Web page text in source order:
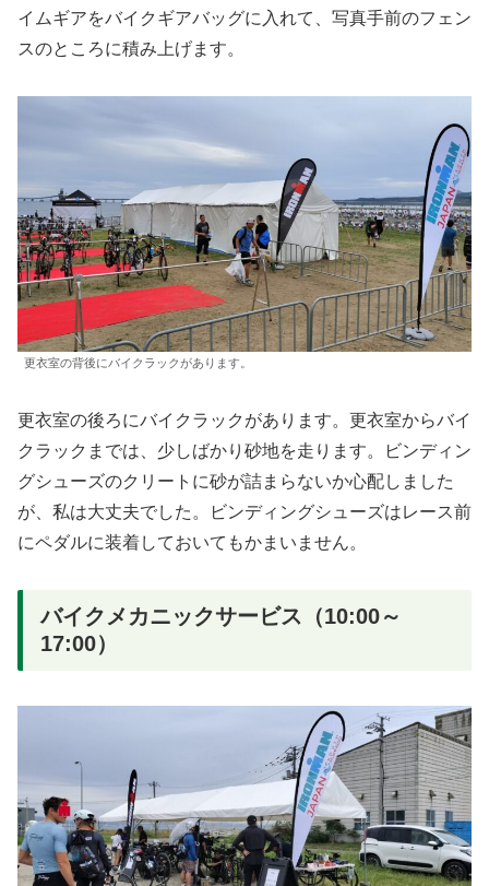
イムギアをバイクギアバッグに入れて、写真手前のフェン
スのところに積み上げます。
更衣室の背後にバイクラックがあります。
更衣室の後ろにバイクラックがあります。更衣室からバイ
クラックまでは、少しばかり砂地を走ります。ビンディン
グシューズのクリートに砂が詰まらないか心配しました
が、私は大丈夫でした。ビンディングシューズはレース前
にペダルに装着しておいてもかまいません。
バイクメカニックサービス（10:00～
17:00）